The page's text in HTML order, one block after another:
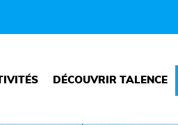
DÉCOUVRIR TALENCE